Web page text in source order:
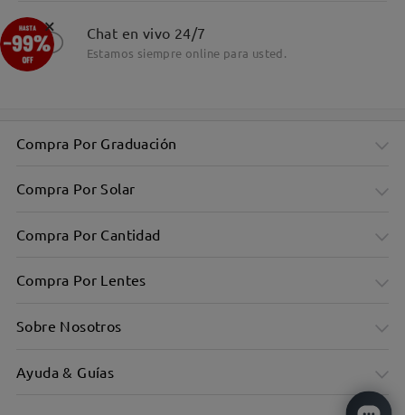
Detalles
Chat en vivo 24/7
Estamos siempre online para usted.
Compra Por Graduación
Compra Por Solar
Compra Por Cantidad
Compra Por Lentes
Sobre Nosotros
Ayuda & Guías
×